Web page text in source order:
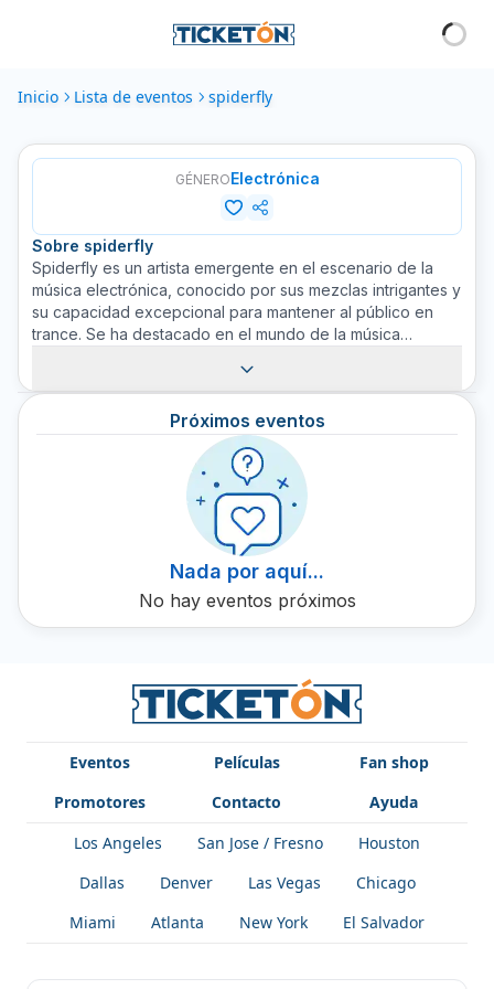
Inicio Lista de eventos spiderfly
GÉNEROElectrónica
Sobre spiderfly
Spiderfly es un artista emergente en el escenario de la
música electrónica, conocido por sus mezclas intrigantes y
su capacidad excepcional para mantener al público en
trance. Se ha destacado en el mundo de la música
vibrantes con elementos sonoros ambientales para crear
una atmósfera inigualable. Aunque Spiderfly es
relativamente nuevo en la escena, sus presentaciones
estelares y su conexión auténtica con la audiencia se han
ganado el corazón de su público. Spiderfly es sin dente
una fuerza a tener en cuenta en el mundo de la música
electrónica y Ticketón está orgulloso de ofrecer boletos
para sus próximos conciertos.
Próximos eventos
Nada por aquí...
No hay eventos próximos
Eventos Películas
Fan shop
Promotores
Contacto
Ayuda
Los Angeles
San Jose / Fresno
Houston
Dallas
Denver Las Vegas
Chicago
Miami
Atlanta New York El Salvador